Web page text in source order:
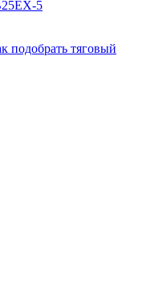
подобрать тяговый